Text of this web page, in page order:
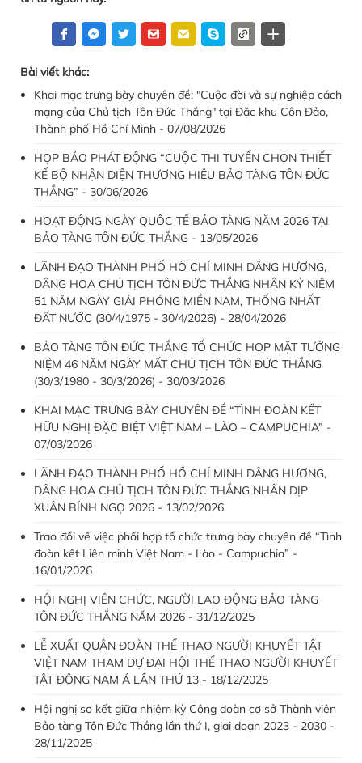
Bài viết khác:
Khai mạc trưng bày chuyên đề: "Cuộc đời và sự nghiệp cách
mạng của Chủ tịch Tôn Đức Thắng" tại Đặc khu Côn Đảo,
Thành phố Hồ Chí Minh - 07/08/2026
HỌP BÁO PHÁT ĐỘNG “CUỘC THI TUYỂN CHỌN THIẾT
KẾ BỘ NHẬN DIỆN THƯƠNG HIỆU BẢO TÀNG TÔN ĐỨC
THẮNG” - 30/06/2026
HOẠT ĐỘNG NGÀY QUỐC TẾ BẢO TÀNG NĂM 2026 TẠI
BẢO TÀNG TÔN ĐỨC THẮNG - 13/05/2026
LÃNH ĐẠO THÀNH PHỐ HỒ CHÍ MINH DÂNG HƯƠNG,
DÂNG HOA CHỦ TỊCH TÔN ĐỨC THẮNG NHÂN KỶ NIỆM
51 NĂM NGÀY GIẢI PHÓNG MIỀN NAM, THỐNG NHẤT
ĐẤT NƯỚC (30/4/1975 - 30/4/2026) - 28/04/2026
BẢO TÀNG TÔN ĐỨC THẮNG TỔ CHỨC HỌP MẶT TƯỞNG
NIỆM 46 NĂM NGÀY MẤT CHỦ TỊCH TÔN ĐỨC THẮNG
(30/3/1980 - 30/3/2026) - 30/03/2026
KHAI MẠC TRƯNG BÀY CHUYÊN ĐỀ “TÌNH ĐOÀN KẾT
HỮU NGHỊ ĐẶC BIỆT VIỆT NAM – LÀO – CAMPUCHIA” -
07/03/2026
LÃNH ĐẠO THÀNH PHỐ HỒ CHÍ MINH DÂNG HƯƠNG,
DÂNG HOA CHỦ TỊCH TÔN ĐỨC THẮNG NHÂN DỊP
XUÂN BÍNH NGỌ 2026 - 13/02/2026
Trao đổi về việc phối hợp tổ chức trưng bày chuyên đề “Tình
đoàn kết Liên minh Việt Nam - Lào - Campuchia” -
16/01/2026
HỘI NGHỊ VIÊN CHỨC, NGƯỜI LAO ĐỘNG BẢO TÀNG
TÔN ĐỨC THẮNG NĂM 2026 - 31/12/2025
LỄ XUẤT QUÂN ĐOÀN THỂ THAO NGƯỜI KHUYẾT TẬT
VIỆT NAM THAM DỰ ĐẠI HỘI THỂ THAO NGƯỜI KHUYẾT
TẬT ĐÔNG NAM Á LẦN THỨ 13 - 18/12/2025
Hội nghị sơ kết giữa nhiệm kỳ Công đoàn cơ sở Thành viên
Bảo tàng Tôn Đức Thắng lần thứ I, giai đoạn 2023 - 2030 -
28/11/2025